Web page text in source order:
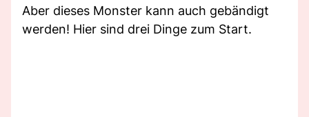
Aber dieses Monster kann auch gebändigt
werden! Hier sind drei Dinge zum Start.